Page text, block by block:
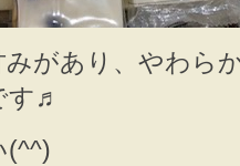
みがあり、やわら
す♬
(^^)